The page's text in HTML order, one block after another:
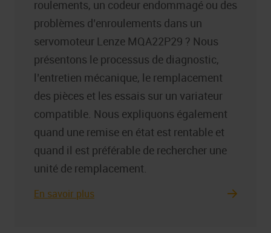
roulements, un codeur endommagé ou des
problèmes d’enroulements dans un
servomoteur Lenze MQA22P29 ? Nous
présentons le processus de diagnostic,
l’entretien mécanique, le remplacement
des pièces et les essais sur un variateur
compatible. Nous expliquons également
quand une remise en état est rentable et
quand il est préférable de rechercher une
unité de remplacement.
En savoir plus